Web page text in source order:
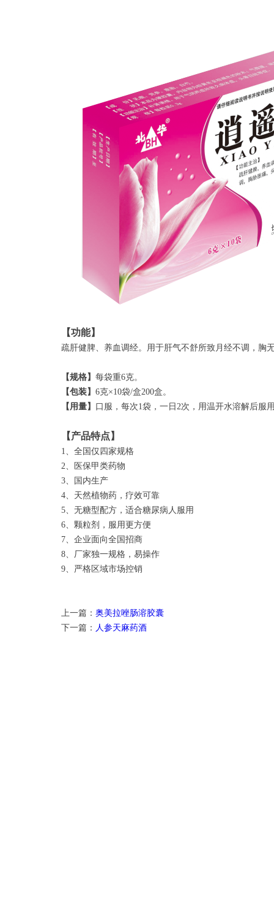
【功能】
疏肝健脾、养血调经。用于肝气不舒所致月经不调，胸
【规格】 每袋重6克。
【包装】 6克×10袋/盒200盒。
【用量】
口服，每次1袋，一日2次，用温开水溶解后服
【产品特点】
1、全国仅四家规格
2、医保甲类药物
3、国内生产
4、天然植物药，疗效可靠
5、无糖型配方，适合糖尿病人服用
6、颗粒剂，服用更方便
7、企业面向全国招商
8、厂家独一规格，易操作
9、严格区域市场控销
上一篇： 奥美拉唑肠溶胶囊
下一篇： 人参天麻药酒